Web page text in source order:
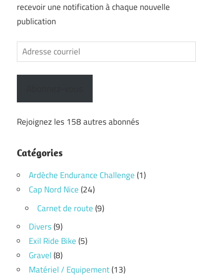
recevoir une notification à chaque nouvelle
publication
Adresse
courriel
Rejoignez les 158 autres abonnés
Catégories
Ardèche Endurance Challenge(1)
Cap Nord Nice(24)
Carnet de route(9)
Divers(9)
Exil Ride Bike(5)
Gravel(8)
Matériel / Equipement(13)